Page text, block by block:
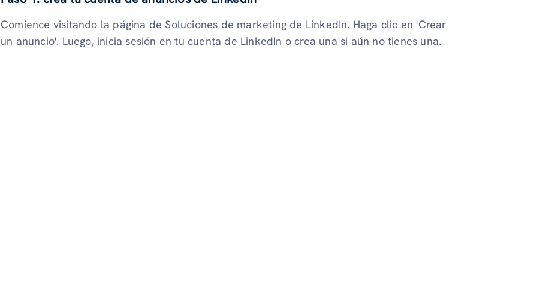
Comience visitando la página de Soluciones de marketing de LinkedIn. Haga clic en 'Crear
un anuncio'. Luego, inicia sesión en tu cuenta de LinkedIn o crea una si aún no tienes una.